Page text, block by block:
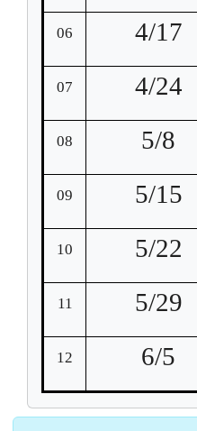
06 4/17
07 4/24
08 5/8
09 5/15
10 5/22
11 5/29
12 6/5